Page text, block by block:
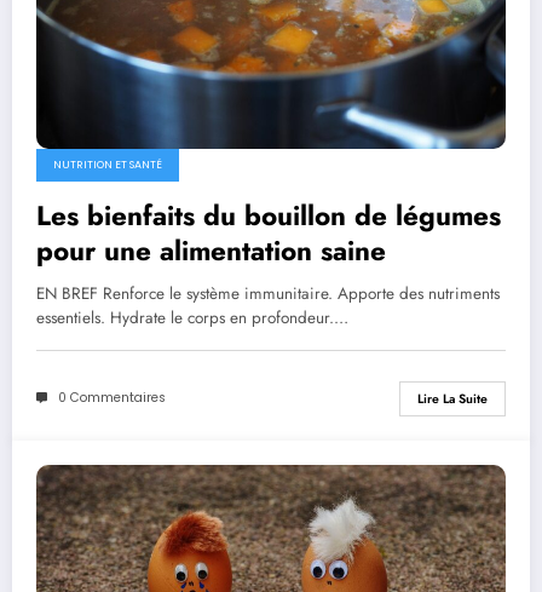
NUTRITION ET SANTÉ
Les bienfaits du bouillon de légumes
pour une alimentation saine
EN BREF Renforce le système immunitaire. Apporte des nutriments
essentiels. Hydrate le corps en profondeur.…
0 Commentaires Lire La Suite